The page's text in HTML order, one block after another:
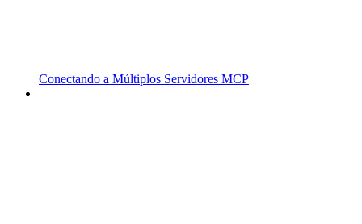
Conectando a Múltiplos Servidores MCP